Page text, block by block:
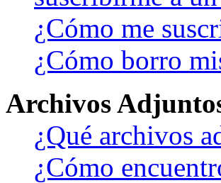
¿Cómo me
¿Cómo borro
Archivos
¿Qué archivos
¿Cómo